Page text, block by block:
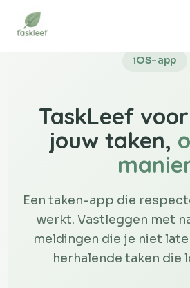
iOS-app
TaskLeef
jouw taken,
Een taken-app die
werkt. Vastleggen met
meldingen die je niet
herhalende taken die